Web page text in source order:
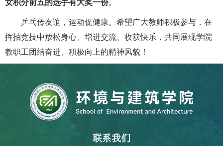
女积分前五的选手有大奖一份。
乒乓传友谊，运动促健康。希望广大教师积极参与，在
挥拍竞技中放松身心、增进交流、收获快乐，共同展现学院
教职工团结奋进、积极向上的精神风貌！
联系我们